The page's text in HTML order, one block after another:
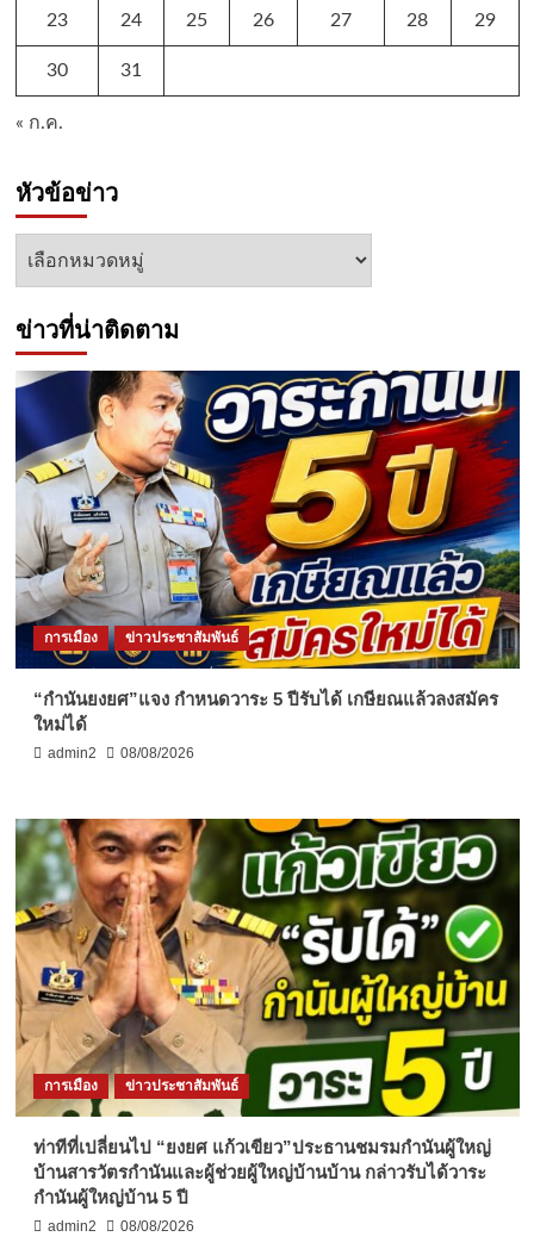
23 24 25 26 27 28 29
30 31
« ก.ค.
หัวข้อข่าว
หัวข้อ
ข่าวที่น่าติดตาม
การเมือง ข่าวประชาสัมพันธ์
“กำนันยงยศ”แจง กำหนดวาระ 5 ปีรับได้ เกษียณแล้วลงสมัคร
ใหม่ได้
admin2 08/08/2026
การเมือง ข่าวประชาสัมพันธ์
ท่าทีที่เปลี่ยนไป “ยงยศ แก้วเขียว”ประธานชมรมกำนันผู้ใหญ่
บ้านสารวัตรกำนันและผู้ช่วยผู้ใหญ่บ้านบ้าน กล่าวรับได้วาระ
กำนันผู้ใหญ่บ้าน 5 ปี
admin2 08/08/2026